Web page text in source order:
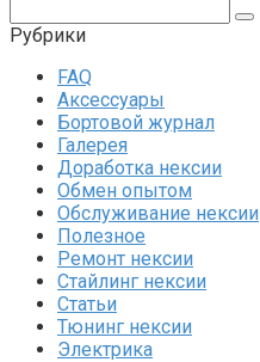
Рубрики
FAQ
Аксессуары
Бортовой журнал
Галерея
Доработка нексии
Обмен опытом
Обслуживание нексии
Полезное
Ремонт нексии
Стайлинг нексии
Статьи
Тюнинг нексии
Электрика